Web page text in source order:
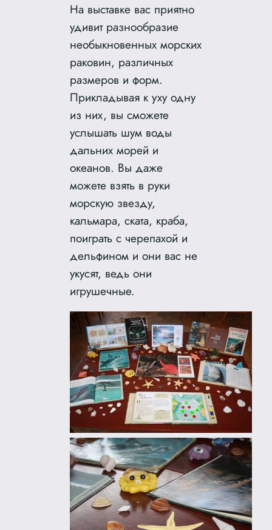
На выставке вас приятно
удивит разнообразие
необыкновенных морских
раковин, различных
размеров и форм.
Прикладывая к уху одну
из них, вы сможете
услышать шум воды
дальних морей и
океанов. Вы даже
можете взять в руки
морскую звезду,
кальмара, ската, краба,
поиграть с черепахой и
дельфином и они вас не
укусят, ведь они
игрушечные.